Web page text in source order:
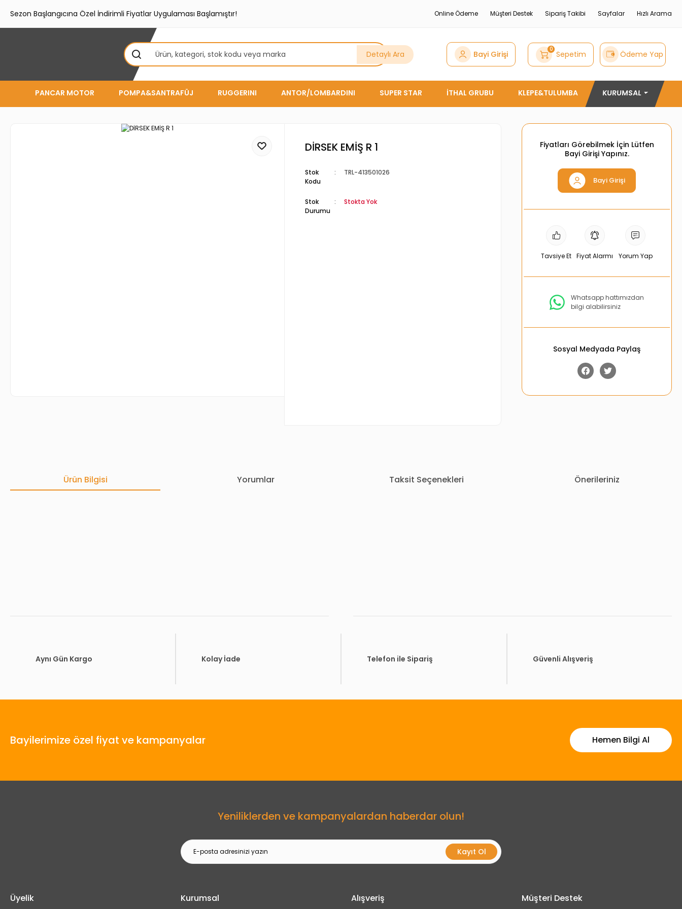
Sezon Başlangıcına Özel İndirimli Fiyatlar Uygulaması Başlamıştır! Online Ödeme Müşteri Destek Sipariş Takibi Sayfalar Hızlı Arama
Detaylı Ara Bayi Girişi 0 Sepetim Ödeme Yap
PANCAR MOTOR POMPA&SANTRAFÜJ RUGGERINI ANTOR/LOMBARDINI SUPER STAR İTHAL GRUBU KLEPE&TULUMBA KURUMSAL
DİRSEK EMİŞ R 1
Stok
Kodu
TRL-413501026
Stok
Durumu
Stokta Yok
Fiyatları Görebilmek İçin Lütfen
Bayi Girişi Yapınız.
Bayi Girişi
Tavsiye Et Fiyat Alarmı Yorum Yap
Whatsapp hattımızdan
bilgi alabilirsiniz
Sosyal Medyada Paylaş
Ürün Bilgisi Yorumlar Taksit Seçenekleri Önerileriniz
Gönder
Aynı Gün Kargo Kolay İade Telefon ile Sipariş Güvenli Alışveriş
Bayilerimize özel fiyat ve kampanyalar Hemen Bilgi Al
Yeniliklerden ve kampanyalardan haberdar olun!
Kayıt Ol
Üyelik Kurumsal Alışveriş Müşteri Destek